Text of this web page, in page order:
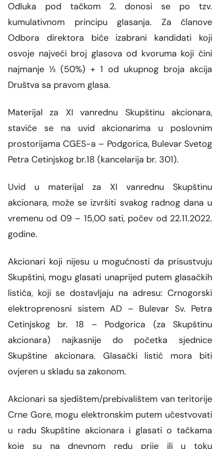
Odluka pod tačkom 2. donosi se po tzv.
kumulativnom principu glasanja. Za članove
Odbora direktora biće izabrani kandidati koji
osvoje najveći broj glasova od kvoruma koji čini
najmanje ½ (50%) + 1 od ukupnog broja akcija
Društva sa pravom glasa.
Materijal za XIvanrednu Skupštinu akcionara,
staviće se na uvid akcionarima u poslovnim
prostorijama CGES-a – Podgorica, Bulevar Svetog
Petra Cetinjskog br.18 (kancelarija br. 301).
Uvid u materijal za XI vanrednu Skupštinu
akcionara, može se izvršiti svakog radnog dana u
vremenu od 09 – 15,00 sati, počev od 22.11.2022.
godine.
Akcionari koji nijesu u mogućnosti da prisustvuju
Skupštini, mogu glasati unaprijed putem glasačkih
listića, koji se dostavljaju na adresu: Crnogorski
elektroprenosni sistem AD – Bulevar Sv. Petra
Cetinjskog br. 18 – Podgorica (za Skupštinu
akcionara) najkasnije do početka sjednice
Skupštine akcionara. Glasački listić mora biti
ovjeren u skladu sa zakonom.
Akcionari sa sjedištem/prebivalištem van teritorije
Crne Gore, mogu elektronskim putem učestvovati
u radu Skupštine akcionara i glasati o tačkama
koje su na dnevnom redu prije ili u toku